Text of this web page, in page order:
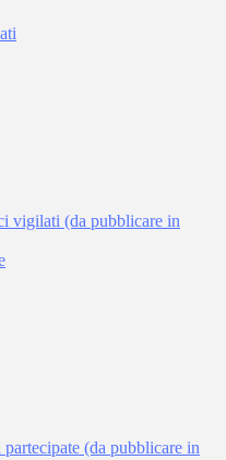
vigilati (da pubblicare in
partecipate (da pubblicare in